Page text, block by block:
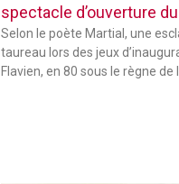
spectacle d’ouverture
Selon le poète Martial, une
taureau lors des jeux
Flavien, en 80 sous le règne de